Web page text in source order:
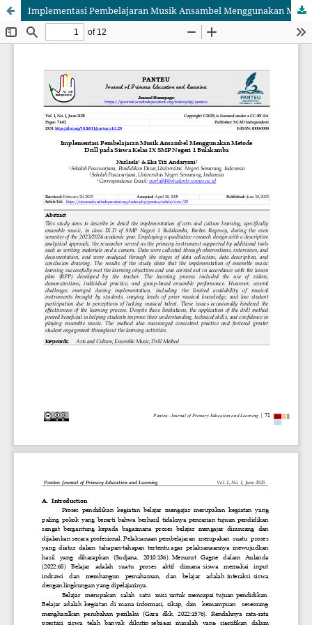
Implementasi Pembelajaran Musik Ansambel Menggunakan Metode Drill pada Siswa Kelas IX SMP Negeri 1 Bulakamba